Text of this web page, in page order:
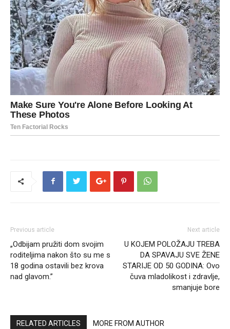
Previous article
„Odbijam pružiti dom svojim
roditeljima nakon što su me s
18 godina ostavili bez krova
nad glavom.”
Next article
U KOJEM POLOŽAJU TREBA
DA SPAVAJU SVE ŽENE
STARIJE OD 50 GODINA: Ovo
čuva mladolikost i zdravlje,
smanjuje bore
RELATED ARTICLES MORE FROM AUTHOR